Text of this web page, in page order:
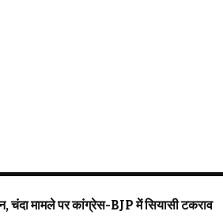
मामले पर कांग्रेस-BJP में सियासी टकराव